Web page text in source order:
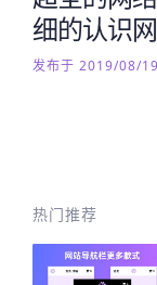
细的认识
发布于 2019/08/19
热门推荐